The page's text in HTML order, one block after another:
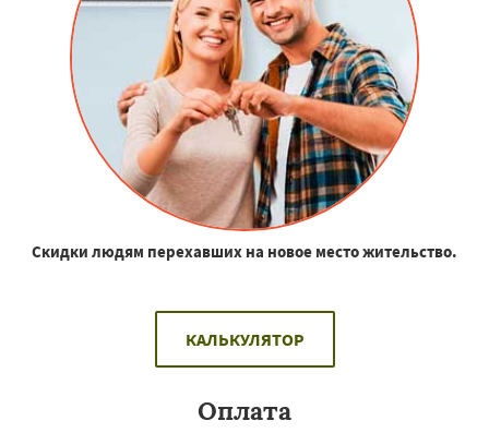
Скидки людям перехавших на новое место жительство.
КАЛЬКУЛЯТОР
Оплата